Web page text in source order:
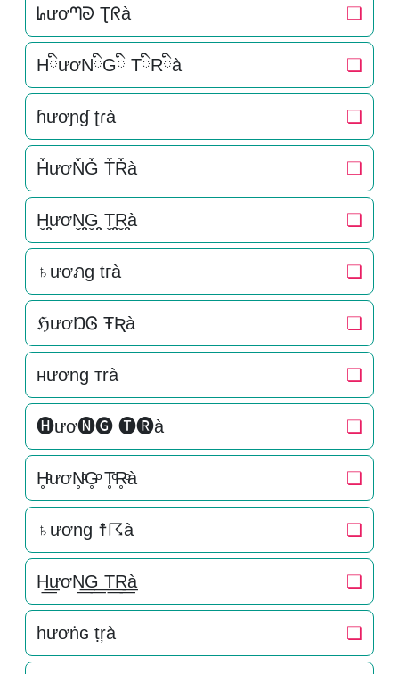
ᖺươᘉᘐ Ʈᖇà ❏
HིươNིGི TིRིà ❏
ɦươɲɠ ʈɾà ❏
H͒ươN͒G͒ T͒R͒à ❏
H̬̤̯ươN̬̤̯G̬̤̯ T̬̤̯R̬̤̯à ❏
♄ươภg tгà ❏
ℌươŊᎶ ŦƦà ❏
нương тrà ❏
🅗ươ🅝🅖 🅣🅡à ❏
H̥ͦươN̥ͦG̥ͦ T̥ͦR̥ͦà ❏
♄ương ☨☈à ❏
H͟͟ươN͟͟G͟͟ T͟͟R͟͟à ❏
һươṅɢ ṭŗà ❏